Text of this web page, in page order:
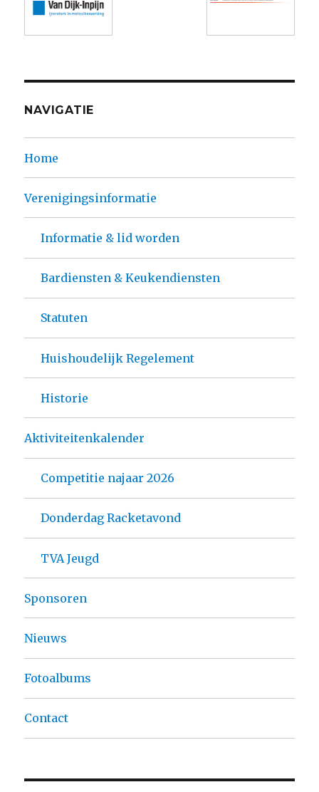
NAVIGATIE
Home
Verenigingsinformatie
Informatie & lid worden
Bardiensten & Keukendiensten
Statuten
Huishoudelijk Regelement
Historie
Aktiviteitenkalender
Competitie najaar 2026
Donderdag Racketavond
TVA Jeugd
Sponsoren
Nieuws
Fotoalbums
Contact